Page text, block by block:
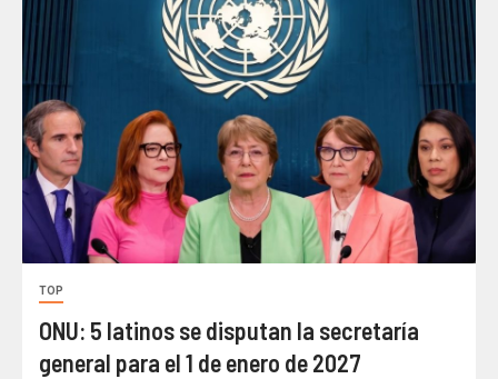
TOP
ONU: 5 latinos se disputan la secretaría
general para el 1 de enero de 2027